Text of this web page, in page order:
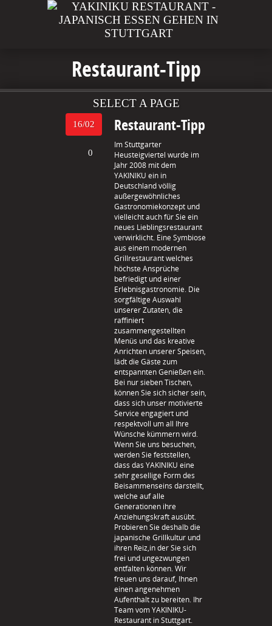
SELECT A PAGE
Restaurant-Tipp
16/02
0
Restaurant-Tipp
Im Stuttgarter
Heusteigviertel wurde im
Jahr 2008 mit dem
YAKINIKU ein in
Deutschland völlig
außergewöhnliches
Gastronomiekonzept und
vielleicht auch für Sie ein
neues Lieblingsrestaurant
verwirklicht. Eine Symbiose
aus einem modernen
Grillrestaurant welches
höchste Ansprüche
befriedigt und einer
Erlebnisgastronomie. Die
sorgfältige Auswahl
unserer Zutaten, die
raffiniert
zusammengestellten
Menüs und das kreative
Anrichten unserer Speisen,
lädt die Gäste zum
entspannten Genießen ein.
Bei nur sieben Tischen,
können Sie sich sicher sein,
dass sich unser motivierte
Service engagiert und
respektvoll um all Ihre
Wünsche kümmern wird.
Wenn Sie uns besuchen,
werden Sie feststellen,
dass das YAKINIKU eine
sehr gesellige Form des
Beisammenseins darstellt,
welche auf alle
Generationen ihre
Anziehungskraft ausübt.
Probieren Sie deshalb die
japanische Grillkultur und
ihren Reiz,in der Sie sich
frei und ungezwungen
entfalten können. Wir
freuen uns darauf, Ihnen
einen angenehmen
Aufenthalt zu bereiten. Ihr
Team vom YAKINIKU-
Restaurant in Stuttgart.